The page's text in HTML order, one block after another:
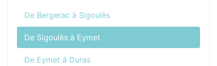
De Bergerac à Sigoulès
De Sigoulès à Eymet
De Eymet à Duras